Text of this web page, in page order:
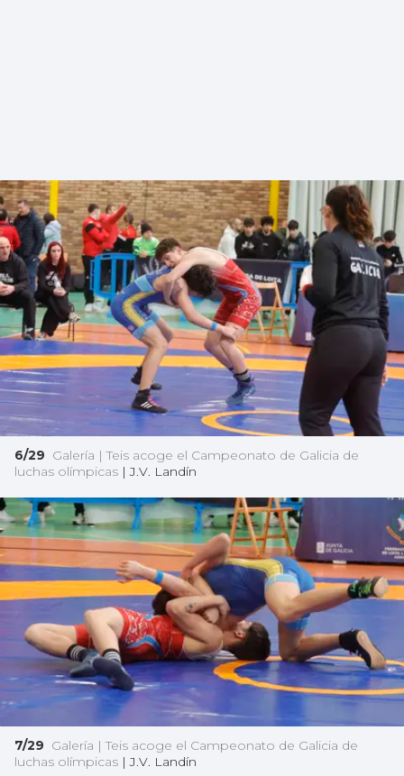
6/29 Galería | Teis acoge el Campeonato de Galicia de
luchas olímpicas |J.V. Landín
7/29 Galería | Teis acoge el Campeonato de Galicia de
luchas olímpicas |J.V. Landín